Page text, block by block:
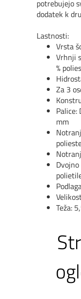
potrebujejo
dodatek k
Lastnosti:
Vrsta
Vrhnji
%
Za 3
mm
Teža: